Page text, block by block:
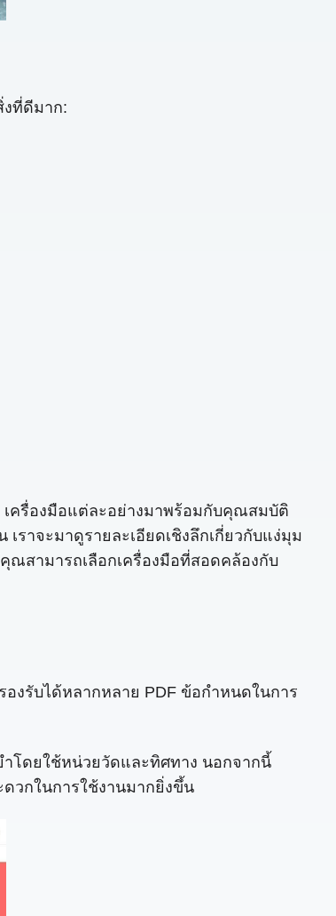
งที่ดีมาก:
เครื่องมือแต่ละอย่างมาพร้อมกับคุณสมบัติ
ราจะมาดูรายละเอียดเชิงลึกเกี่ยวกับแง่มุม
ณสามารถเลือกเครื่องมือที่สอดคล้องกับ
งรับได้หลากหลาย PDF ข้อกำหนดในการ
ำโดยใช้หน่วยวัดและทิศทาง นอกจากนี้
วกในการใช้งานมากยิ่งขึ้น